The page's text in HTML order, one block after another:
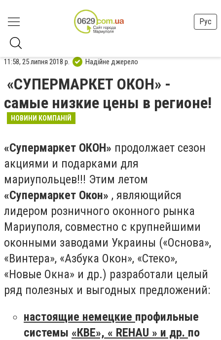
Рус
11:58, 25 липня 2018 р. Надійне джерело
«СУПЕРМАРКЕТ ОКОН» -
самые низкие цены в регионе!
НОВИНИ КОМПАНІЙ
«Супермаркет ОКОН» продолжает сезон
акциями и подарками для
мариупольцев!!! Этим летом
«Супермаркет Окон» , являющийся
лидером розничного оконного рынка
Мариуполя, совместно с крупнейшими
оконными заводами Украины («Основа»,
«Винтера», «Азбука Окон», «Стеко»,
«Новые Окна» и др.) разработали целый
ряд полезных и выгодных предложений:
настоящие немецкие профильные
системы «КВЕ», « REHAU » и др. по